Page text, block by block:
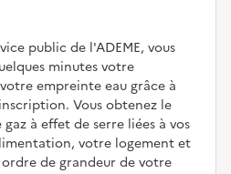
public de l'ADEME, vous
minutes votre
empreinte eau grâce à
Vous obtenez le
à effet de serre liées à vos
votre logement et
de grandeur de votre